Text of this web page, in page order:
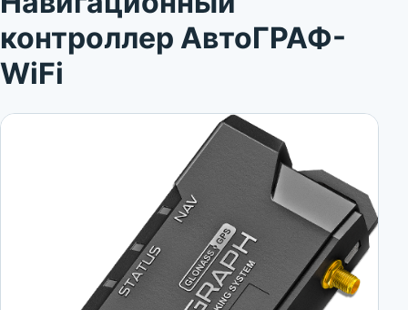
контроллер АвтоГРАФ-
WiFi